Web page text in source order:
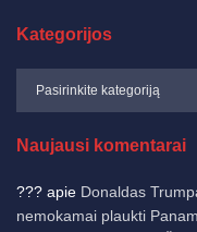
Kategorijos
Naujausi komentarai
??? apie Donaldas
nemokamai plaukti